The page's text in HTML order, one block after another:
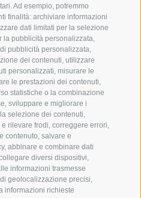
Ad esempio, potremmo
finalità: archiviare informazioni
dati limitati per la selezione
pubblicità personalizzata,
pubblicità personalizzata,
dei contenuti, utilizzare
personalizzati, misurare le
le prestazioni dei contenuti,
statistiche o la combinazione
sviluppare e migliorare i
selezione dei contenuti,
rilevare frodi, correggere errori,
contenuto, salvare e
abbinare e combinare dati
diversi dispositivi,
informazioni trasmesse
geolocalizzazione precisi,
informazioni richieste
SPORT E
MOMENTI
SCIARE
ESCURSIONI
ALTA
BIKE
FONDO